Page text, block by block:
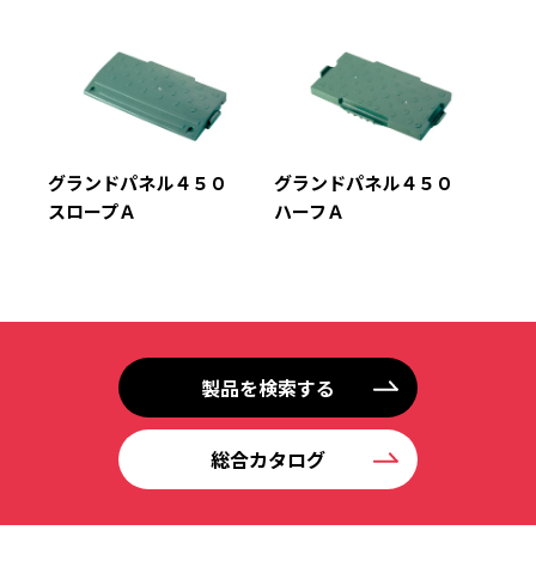
グランドパネル４５０
スロープＡ
グランドパネル４５０
ハーフＡ
製品を検索する
総合カタログ